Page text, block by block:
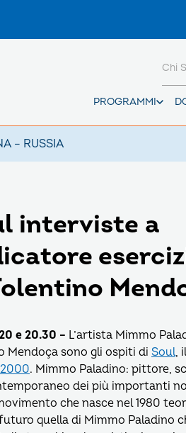
PROGRAMMI
Chi
– RUSSIA
interviste a
e 20.30 – L’artista Mimmo
Mendoça sono gli ospiti di Soul, il
. Mimmo Paladino: pittore,
dei più importanti
che nasce nel 1980
quella di Mimmo Paladino